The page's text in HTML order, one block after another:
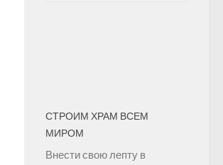
СТРОИМ ХРАМ ВСЕМ
МИРОМ
Внести свою лепту в